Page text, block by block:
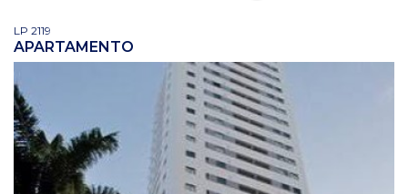
LP 2119
APARTAMENTO